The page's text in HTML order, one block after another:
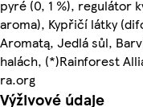
pyré (0, 1 %), regulátor
aroma), Kypřičí látky
Aromatą, Jedlá sůl,
halách, (*)Rainforest
ra.org
Výživové údaje